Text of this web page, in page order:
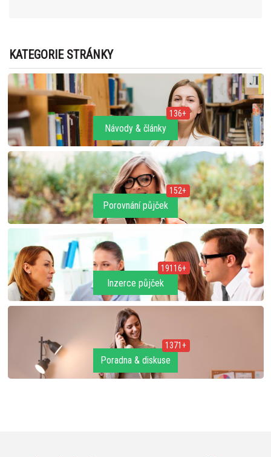
KATEGORIE STRÁNKY
Návody & články
136+
Porovnání půjček
152+
Inzerce půjček
19116+
Poradna & diskuse
1371+